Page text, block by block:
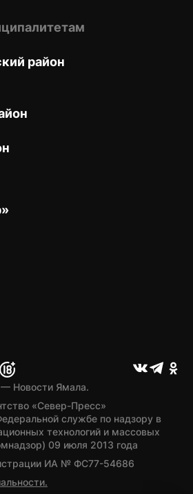
район
Новости Ямала.
«Север-Пресс»
службе по надзору в
технологий и массовых
09 июля 2013 года
ИА № ФС77-54686